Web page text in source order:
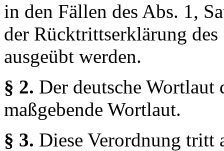
in den Fällen des Abs. 1,
der Rücktrittserklärung
ausgeübt werden.
§ 2. Der deutsche Wortlaut
maßgebende Wortlaut.
§ 3. Diese Verordnung